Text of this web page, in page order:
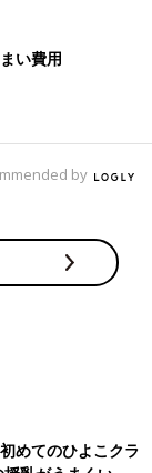
い費用
by
めてのひよこクラ